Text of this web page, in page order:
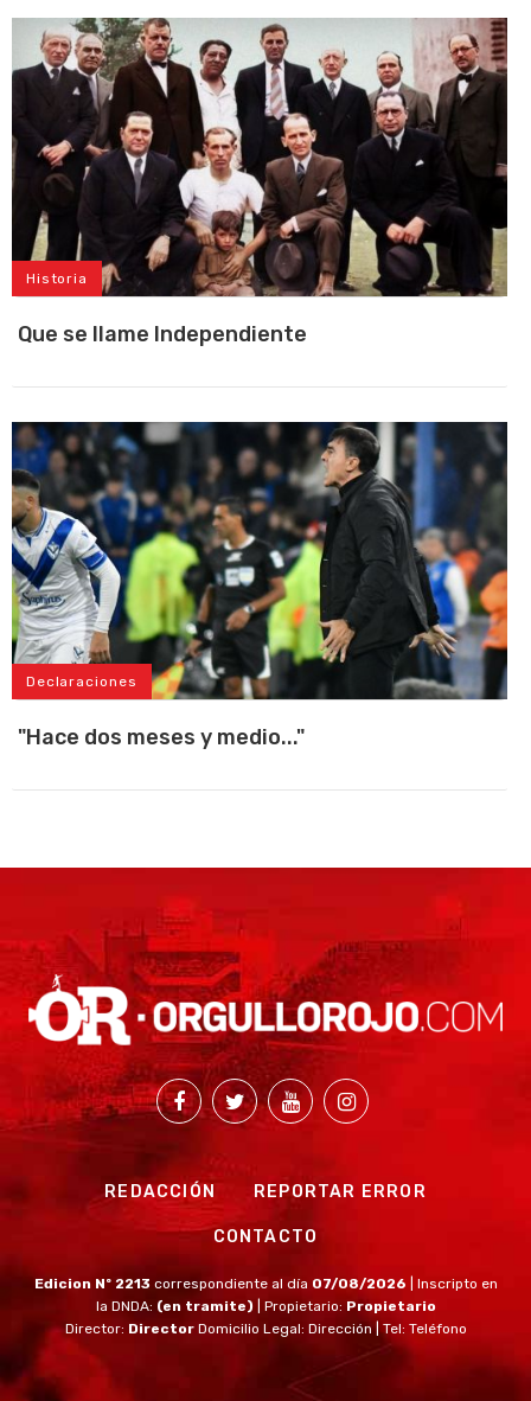
Historia
Que se llame Independiente
Declaraciones
"Hace dos meses y medio..."
REDACCIÓN REPORTAR ERROR
CONTACTO
Edicion Nº 2213 correspondiente al día 07/08/2026
| Inscripto en
la DNDA: (en tramite) | Propietario: Propietario
Director: Director Domicilio Legal: Dirección | Tel: Teléfono